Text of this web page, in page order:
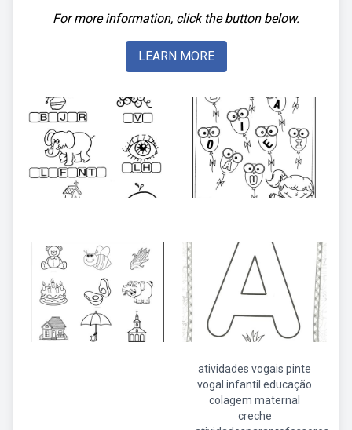
For more information, click the button below.
LEARN MORE
atividades vogais pinte
vogal infantil educação
colagem maternal
creche